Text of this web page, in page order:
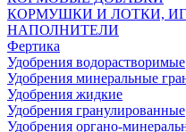
КОРМУШКИ И ЛОТКИ,
НАПОЛНИТЕЛИ
Фертика
Удобрения водорастворимые
Удобрения минеральные
Удобрения жидкие
Удобрения гранулированные
Удобрения органо-